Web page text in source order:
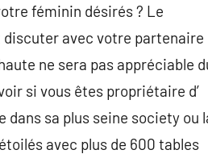
féminin désirés ? Le
avec votre partenaire
ne sera pas appréciable
si vous êtes propriétaire d’
dans sa plus seine society ou
avec plus de 600 tables